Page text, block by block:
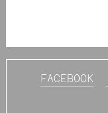
FACEBOOK